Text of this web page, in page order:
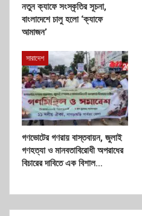
নতুন ক্যাফে সংস্কৃতির সূচনা,
বাংলাদেশে চালু হলো ‘ক্যাফে
আমাজন’
সারাদেশ
গণভোটের গণরায় বাস্তবায়ন, জুলাই
গণহত্যা ও মানবতাবিরোধী অপরাধের
বিচারের দাবিতে এক বিশাল…